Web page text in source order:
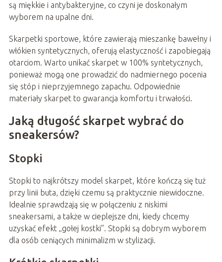
są miękkie i antybakteryjne, co czyni je doskonałym
wyborem na upalne dni.
Skarpetki sportowe, które zawierają mieszankę bawełny i
włókien syntetycznych, oferują elastyczność i zapobiegają
otarciom. Warto unikać skarpet w 100% syntetycznych,
ponieważ mogą one prowadzić do nadmiernego pocenia
się stóp i nieprzyjemnego zapachu. Odpowiednie
materiały skarpet to gwarancja komfortu i trwałości.
Jaką długość skarpet wybrać do
sneakersów?
Stopki
Stopki to najkrótszy model skarpet, które kończą się tuż
przy linii buta, dzięki czemu są praktycznie niewidoczne.
Idealnie sprawdzają się w połączeniu z niskimi
sneakersami, a także w cieplejsze dni, kiedy chcemy
uzyskać efekt „gołej kostki”. Stopki są dobrym wyborem
dla osób ceniących minimalizm w stylizacji.